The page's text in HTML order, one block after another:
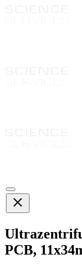
PCB,